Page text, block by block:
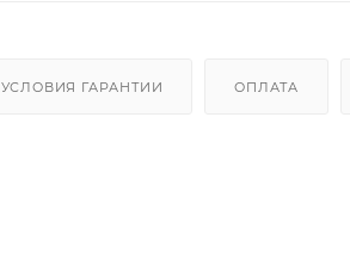
УСЛОВИЯ ГАРАНТИИ ОПЛАТА